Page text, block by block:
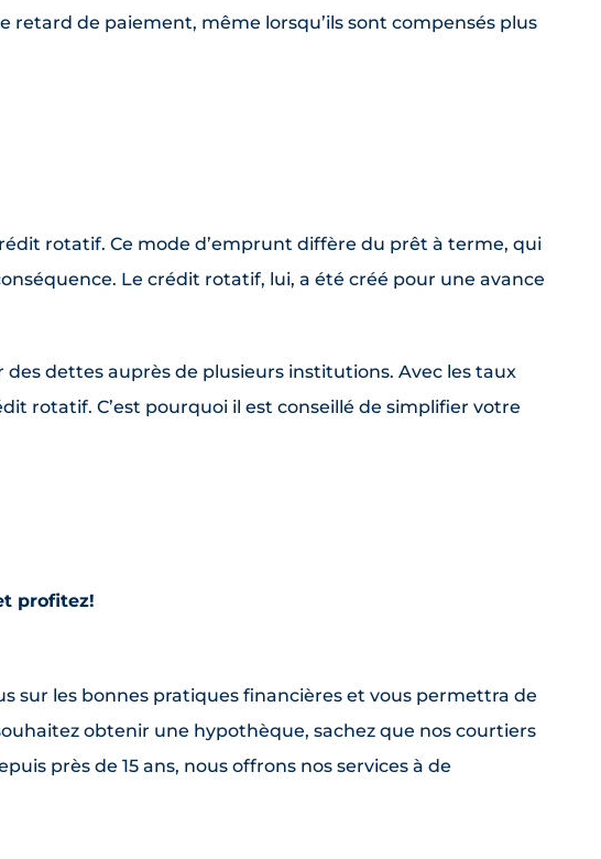
de paiement, même lorsqu’ils sont compensés plus
rotatif. Ce mode d’emprunt diffère du prêt à terme, qui
Le crédit rotatif, lui, a été créé pour une avance
dettes auprès de plusieurs institutions. Avec les taux
rotatif. C’est pourquoi il est conseillé de simplifier votre
profitez!
sur les bonnes pratiques financières et vous permettra de
obtenir une hypothèque, sachez que nos courtiers
près de 15 ans, nous offrons nos services à de